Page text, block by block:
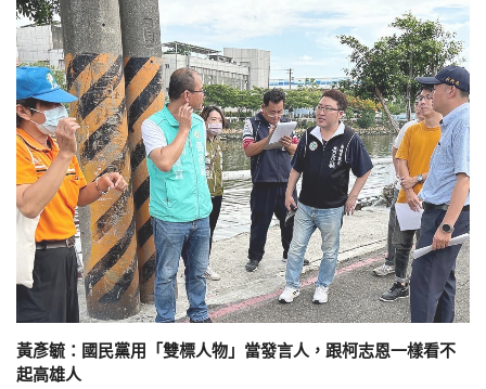
黃彥毓：國民黨用「雙標人物」當發言人，跟柯志恩一樣看不
起高雄人